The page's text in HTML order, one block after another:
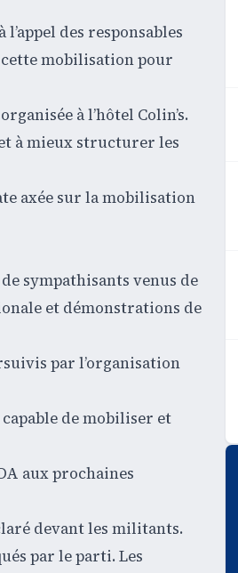
des responsables
mobilisation pour
à l’hôtel Colin’s.
à mieux structurer les
axée sur la mobilisation
sympathisants venus de
et démonstrations de
par l’organisation
de mobiliser et
aux prochaines
devant les militants.
par le parti. Les